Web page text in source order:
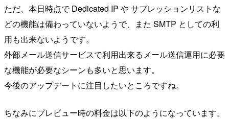
ただ、本日時点で Dedicated IP や サプレッションリストな
どの機能は備わっていないようで、また SMTP としての利
用も出来ないようです。
外部メール送信サービスで利用出来るメール送信運用に必要
な機能が必要なシーンも多いと思います。
今後のアップデートに注目したいところですね。
ちなみにプレビュー時の料金は以下のようになっています。